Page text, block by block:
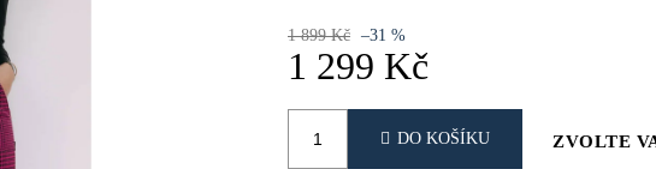
1 899 Kč –31 %
1 299 Kč
DO KOŠÍKU
ZVOLTE